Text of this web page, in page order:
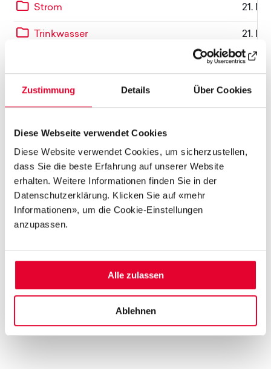
Zustimmung Details Über Cookies
Diese Webseite verwendet Cookies
Diese Website verwendet Cookies, um sicherzustellen,
dass Sie die beste Erfahrung auf unserer Website
erhalten. Weitere Informationen finden Sie in der
Datenschutzerklärung. Klicken Sie auf «mehr
Informationen», um die Cookie-Einstellungen
anzupassen.
Alle zulassen
Ablehnen
Ebene 1:
Strom 21.
Ebene 1:Trinkwasser 21.